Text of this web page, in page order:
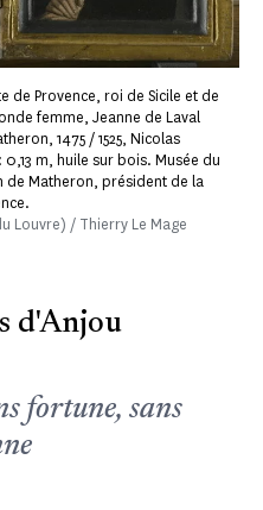
de Provence, roi de Sicile et de
femme, Jeanne de Laval
1475 / 1525, Nicolas
m, huile sur bois. Musée du
de Matheron, président de la
Louvre) / Thierry Le Mage
d'Anjou
fortune, sans